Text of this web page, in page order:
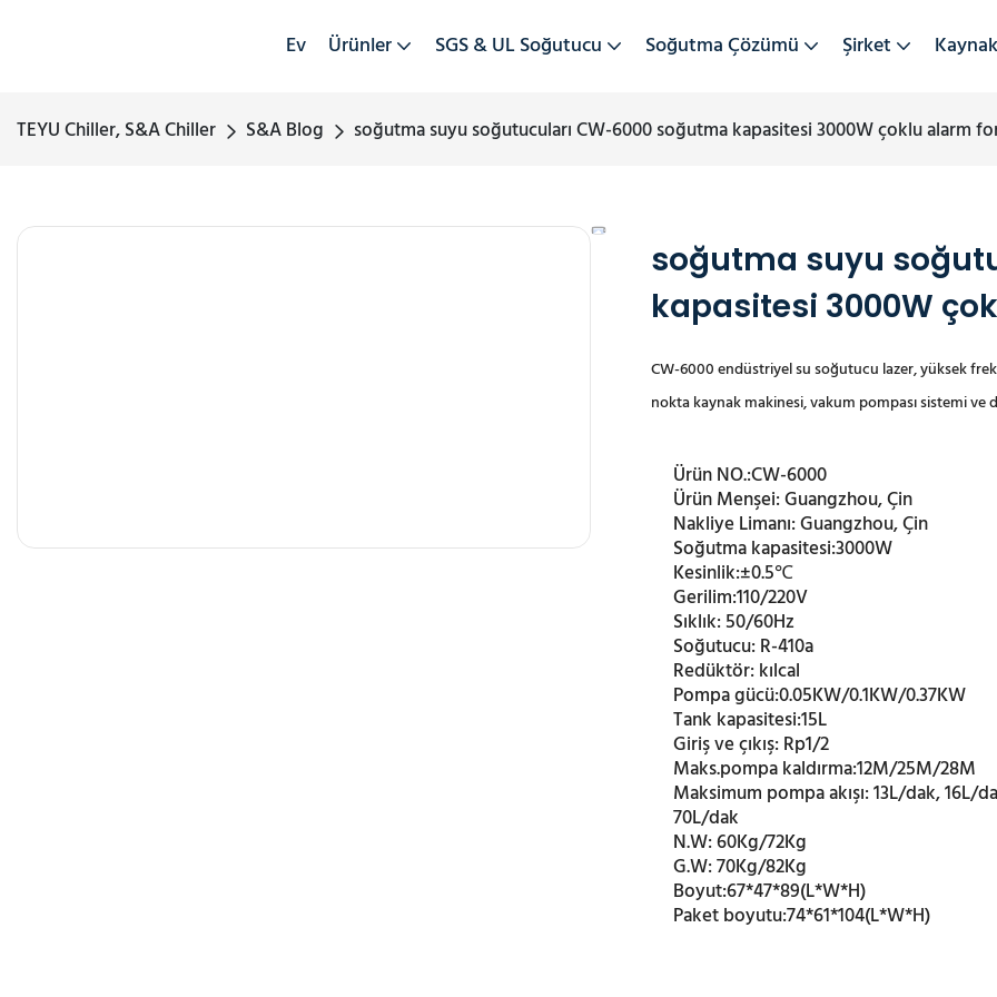
Ev Ürünler SGS & UL Soğutucu Soğutma Çözümü Şirket
TEYU Chiller, S&A Chiller S&A Blog soğutma suyu soğutucuları CW-6000 soğutma kapasitesi 3000W çoklu alarm
soğutma suyu
kapasitesi 3000W
CW-6000 endüstriyel su soğutucu lazer, yüksek
nokta kaynak makinesi, vakum pompası sistemi ve
Ürün NO.:CW-6000
Ürün Menşei:Guangzhou, Çin
Nakliye Limanı:Guangzhou, Çin
Soğutma kapasitesi:3000W
Kesinlik:±0.5℃
Gerilim:110/220V
Sıklık:50/60Hz
Soğutucu:R-410a
Redüktör:kılcal
Pompa gücü:0.05KW/0.1KW/0.37KW
Tank kapasitesi:15L
Giriş ve çıkış:Rp1/2
Maks.pompa kaldırma:12M/25M/28M
Maksimum pompa akışı:13L/dak, 16L/
70L/dak
N.W:60Kg/72Kg
G.W:70Kg/82Kg
Boyut:67*47*89(L*W*H)
Paket boyutu:74*61*104(L*W*H)